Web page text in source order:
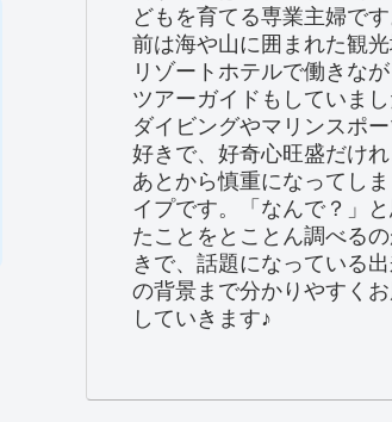
どもを育てる専業主婦で
前は海や山に囲まれた観
リゾートホテルで働きなが
ツアーガイドもしていまし
ダイビングやマリンスポ
好きで、好奇心旺盛だけれ
あとから慎重になってしま
イプです。「なんで？」
たことをとことん調べる
きで、話題になっている
の背景まで分かりやすく
していきます♪